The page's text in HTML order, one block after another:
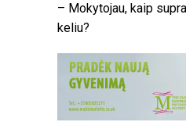
– Mokytojau, kaip
keliu?